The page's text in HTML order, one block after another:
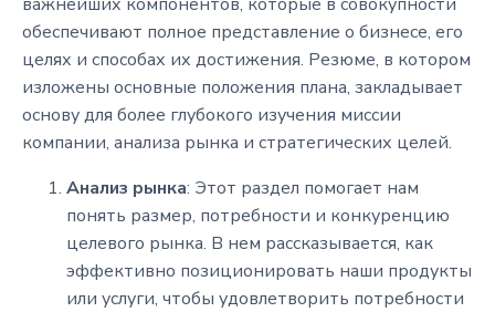
обеспечивают полное представление о бизнесе, его
целях и способах их достижения. Резюме, в котором
изложены основные положения плана, закладывает
основу для более глубокого изучения миссии
компании, анализа рынка и стратегических целей.
Анализ рынка: Этот раздел помогает нам
понять размер, потребности и конкуренцию
целевого рынка. В нем рассказывается, как
эффективно позиционировать наши продукты
или услуги, чтобы удовлетворить потребности